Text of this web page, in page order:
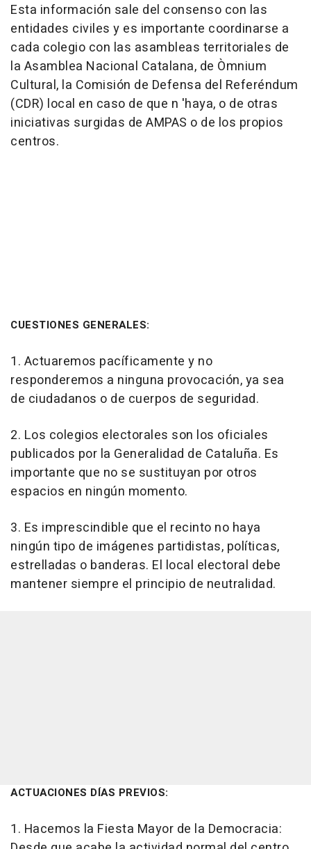
Esta información sale del consenso con las
entidades civiles y es importante coordinarse a
cada colegio con las asambleas territoriales de
la Asamblea Nacional Catalana, de Òmnium
Cultural, la Comisión de Defensa del Referéndum
(CDR) local en caso de que n 'haya, o de otras
iniciativas surgidas de AMPAS o de los propios
centros.
CUESTIONES GENERALES:
1. Actuaremos pacíficamente y no
responderemos a ninguna provocación, ya sea
de ciudadanos o de cuerpos de seguridad.
2. Los colegios electorales son los oficiales
publicados por la Generalidad de Cataluña. Es
importante que no se sustituyan por otros
espacios en ningún momento.
3. Es imprescindible que el recinto no haya
ningún tipo de imágenes partidistas, políticas,
estrelladas o banderas. El local electoral debe
mantener siempre el principio de neutralidad.
ACTUACIONES DÍAS PREVIOS:
1. Hacemos la Fiesta Mayor de la Democracia: